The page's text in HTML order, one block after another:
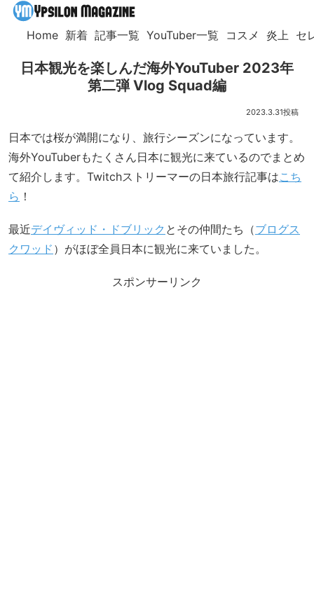
Home 新着 記事一覧 YouTuber一覧 コスメ 炎上 セ
日本観光を楽しんだ海外YouTuber 2023年
第二弾 Vlog Squad編
2023.3.31
日本では桜が満開になり、旅行シーズンになっています。
海外YouTuberもたくさん日本に観光に来ているのでまとめ
て紹介します。Twitchストリーマーの日本旅行記事はこち
ら ！
最近デイヴィッド・ドブリック とその仲間たち（ブログス
クワッド ）がほぼ全員日本に観光に来ていました。
スポンサーリンク